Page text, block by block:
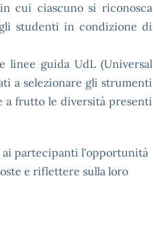
cui ciascuno si riconosca
studenti in condizione di
linee guida UdL (Universal
a selezionare gli strumenti
frutto le diversità presenti
partecipanti l'opportunità
e riflettere sulla loro